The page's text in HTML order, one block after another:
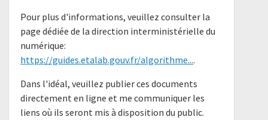
Pour plus d'informations, veuillez consulter la
page dédiée de la direction interministérielle du
numérique:
https://guides.etalab.gouv.fr/algorithme....
Dans l'idéal, veuillez publier ces documents
directement en ligne et me communiquer les
liens où ils seront mis à disposition du public.